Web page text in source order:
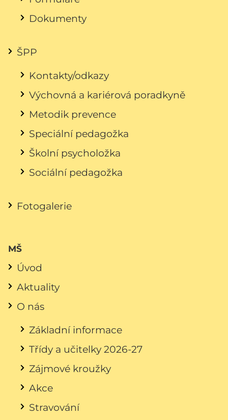
Dokumenty
ŠPP
Kontakty/odkazy
Výchovná a kariérová poradkyně
Metodik prevence
Speciální pedagožka
Školní psycholožka
Sociální pedagožka
Fotogalerie
MŠ
Úvod
Aktuality
O nás
Základní informace
Třídy a učitelky 2026-27
Zájmové kroužky
Akce
Stravování